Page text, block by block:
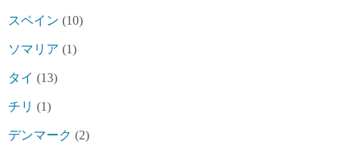
スペイン (10)
ソマリア (1)
タイ (13)
チリ (1)
デンマーク (2)